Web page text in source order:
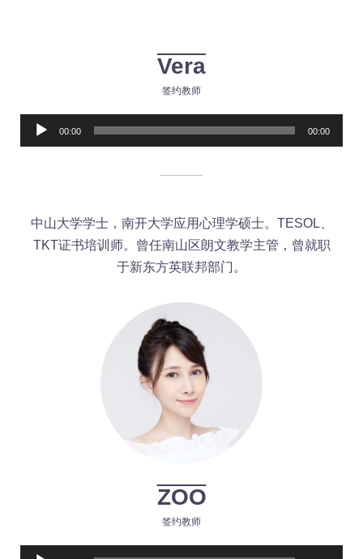
Vera
签约教师
Audio
Player
00:00 00:00
中山大学学士，南开大学应用心理学硕士。TESOL、
TKT证书培训师。曾任南山区朗文教学主管，曾就职
于新东方英联邦部门。
ZOO
签约教师
Audio